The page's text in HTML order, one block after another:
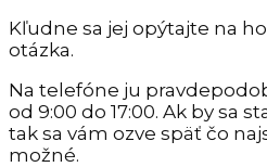
Kľudne sa jej opýtajte na
otázka.
Na telefóne ju
od 9:00 do 17:00. Ak by sa
tak sa vám ozve späť čo
možné.